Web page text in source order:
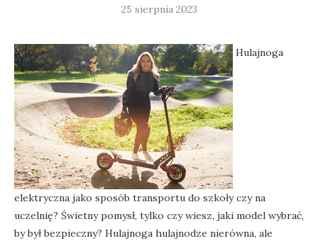
25 sierpnia 2023
Hulajnoga
elektryczna jako sposób transportu do szkoły czy na
uczelnię? Świetny pomysł, tylko czy wiesz, jaki model wybrać,
by był bezpieczny? Hulajnoga hulajnodze nierówna, ale